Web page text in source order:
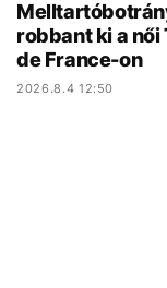
robbant ki a női
de France-on
2026.8.4 12:50